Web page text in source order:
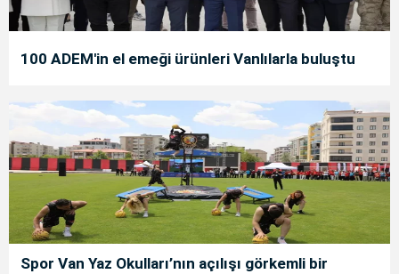
100 ADEM'in el emeği ürünleri Vanlılarla buluştu
Spor Van Yaz Okulları’nın açılışı görkemli bir